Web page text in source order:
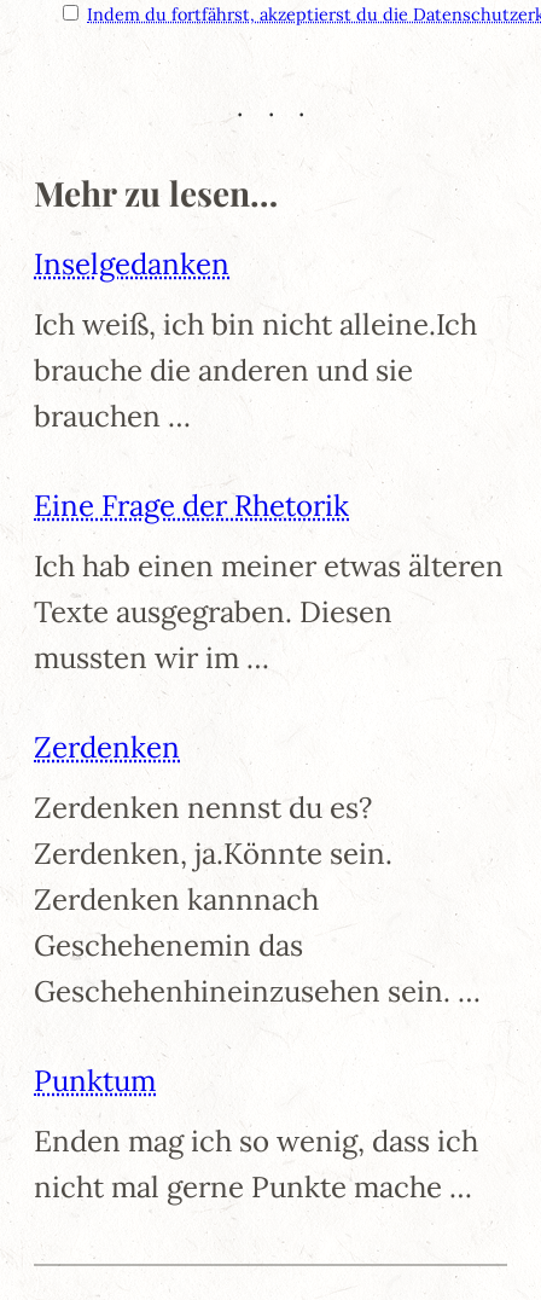
Indem du fortfährst, akzeptierst du die
Mehr zu lesen…
Inselgedanken
Ich weiß, ich bin nicht alleine.Ich
brauche die anderen und sie
brauchen …
Eine Frage der Rhetorik
Ich hab einen meiner etwas älteren
Texte ausgegraben. Diesen
mussten wir im …
Zerdenken
Zerdenken nennst du es?
Zerdenken, ja.Könnte sein.
Zerdenken kannnach
Geschehenemin das
Geschehenhineinzusehen sein. …
Punktum
Enden mag ich so wenig, dass ich
nicht mal gerne Punkte mache …